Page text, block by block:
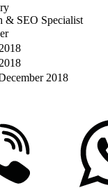
& SEO Specialist
2018